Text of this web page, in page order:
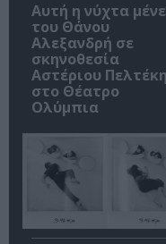
Αυτή η νύχτα
του Θάνου
Αλεξανδρή σε
σκηνοθεσία
Αστέριου Πελτέκη
στο Θέατρο
Ολύμπια